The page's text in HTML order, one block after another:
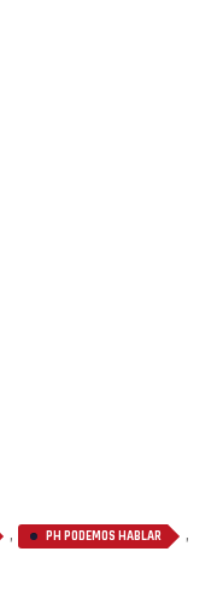
, PH PODEMOS HABLAR ,